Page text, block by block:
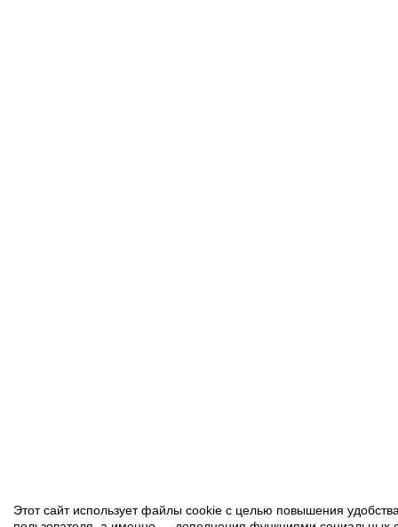
Этот сайт использует файлы cookie с целью повышения